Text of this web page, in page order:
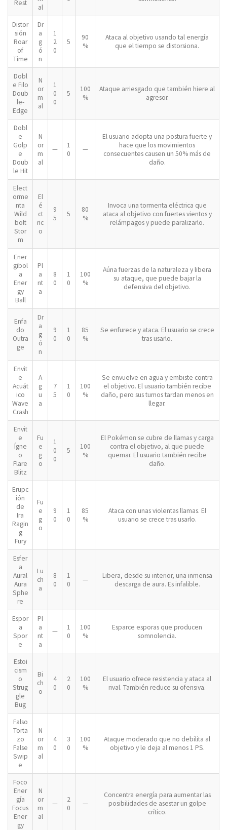
Rest
al
Distor
sión
Roar
of
Time
Dr
a
g
ó
n
1
2
0
5
90
%
Ataca al objetivo usando tal energía
que el tiempo se distorsiona.
Dobl
e Filo
Doub
le-
Edge
N
or
m
al
1
0
0
5
100
%
Ataque arriesgado que también hiere al
agresor.
Dobl
e
Golp
e
Doub
le Hit
N
or
m
al
—
1
0
—
El usuario adopta una postura fuerte y
hace que los movimientos
consecuentes causen un 50% más de
daño.
Elect
orme
nta
Wild
bolt
Stor
m
El
é
ct
ric
o
9
5
5
80
%
Invoca una tormenta eléctrica que
ataca al objetivo con fuertes vientos y
relámpagos y puede paralizarlo.
Ener
gibol
a
Ener
gy
Ball
Pl
a
nt
a
8
0
1
0
100
%
Aúna fuerzas de la naturaleza y libera
su ataque, que puede bajar la
defensiva del objetivo.
Enfa
do
Outra
ge
Dr
a
g
ó
n
9
0
1
0
85
%
Se enfurece y ataca. El usuario se crece
tras usarlo.
Envit
e
Acuát
ico
Wave
Crash
A
g
u
a
7
5
1
0
100
%
Se envuelve en agua y embiste contra
el objetivo. El usuario también recibe
daño, pero sus turnos tardan menos en
llegar.
Envit
e
Ígne
o
Flare
Blitz
Fu
e
g
o
1
0
0
5
100
%
El Pokémon se cubre de llamas y carga
contra el objetivo, al que puede
quemar. El usuario también recibe
daño.
Erupc
ión
de
Ira
Ragin
g
Fury
Fu
e
g
o
9
0
1
0
85
%
Ataca con unas violentas llamas. El
usuario se crece tras usarlo.
Esfer
a
Aural
Aura
Sphe
re
Lu
ch
a
8
0
1
0
—
Libera, desde su interior, una inmensa
descarga de aura. Es infalible.
Espor
a
Spor
e
Pl
a
nt
a
—
1
0
100
%
Esparce esporas que producen
somnolencia.
Estoi
cism
o
Strug
gle
Bug
Bi
ch
o
4
0
2
0
100
%
El usuario ofrece resistencia y ataca al
rival. También reduce su ofensiva.
Falso
Torta
zo
False
Swip
e
N
or
m
al
4
0
3
0
100
%
Ataque moderado que no debilita al
objetivo y le deja al menos 1 PS.
Foco
Ener
gía
Focus
Ener
gy
N
or
m
al
—
2
0
—
Concentra energía para aumentar las
posibilidades de asestar un golpe
crítico.